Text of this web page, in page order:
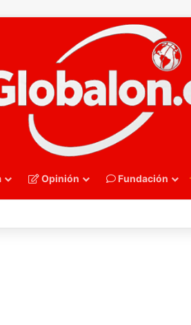
Opinión Fundación
se prepara para otra gran noche de